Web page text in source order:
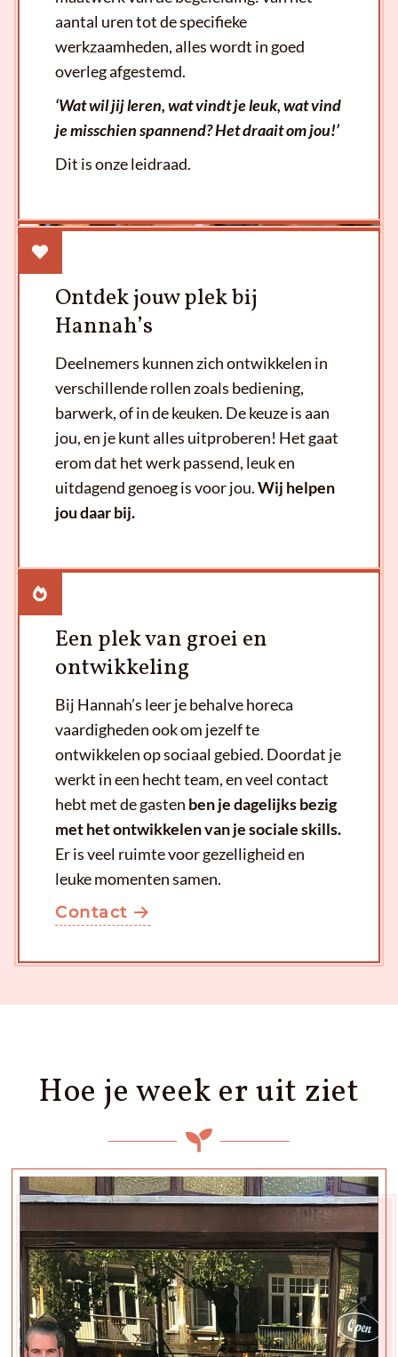
aantal uren tot de specifieke
werkzaamheden, alles wordt in goed
overleg afgestemd.
‘Wat wil jij leren, wat vindt je leuk, wat vind
je misschien spannend? Het draait om jou!’
Dit is onze leidraad.
Ontdek jouw plek bij
Hannah’s
Deelnemers kunnen zich ontwikkelen in
verschillende rollen zoals bediening,
barwerk, of in de keuken. De keuze is aan
jou, en je kunt alles uitproberen! Het gaat
erom dat het werk passend, leuk en
uitdagend genoeg is voor jou.Wij helpen
jou daar bij.
Een plek van groei en
ontwikkeling
Bij Hannah’s leer je behalve horeca
vaardigheden ook om jezelf te
ontwikkelen op sociaal gebied. Doordat je
werkt in een hecht team, en veel contact
hebt met de gasten ben je dagelijks bezig
met het ontwikkelen van je sociale skills.
Er is veel ruimte voor gezelligheid en
leuke momenten samen.
Contact
Hoe je week er uit ziet